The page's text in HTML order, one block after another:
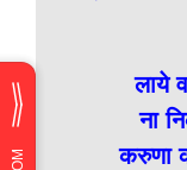
लाये
ना
करुणा